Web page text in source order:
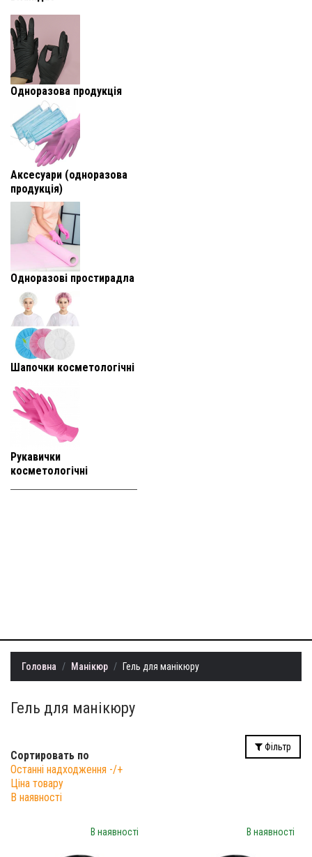
Одноразова продукція
Аксесуари (одноразова
продукція)
Одноразові простирадла
Шапочки косметологічні
Рукавички
косметологічні
Головна Манікюр Гель для манікюру
Гель для манікюру
Сортировать по
Останні надходження -/+
Ціна товару
В наявності
Фільтр
В наявності В наявності